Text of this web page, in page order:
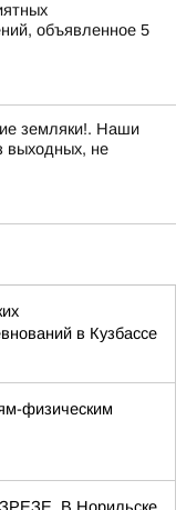
объявленное 5
земляки!. Наши
выходных, не
в Кузбассе
физическим